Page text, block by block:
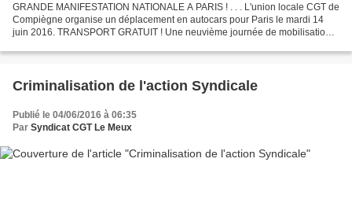
GRANDE MANIFESTATION NATIONALE A PARIS ! . . . L'union locale CGT de
Compiègne organise un déplacement en autocars pour Paris le mardi 14
juin 2016. TRANSPORT GRATUIT ! Une neuvième journée de mobilisation
Criminalisation de l'action Syndicale
Publié le 04/06/2016 à 06:35
Par Syndicat CGT Le Meux